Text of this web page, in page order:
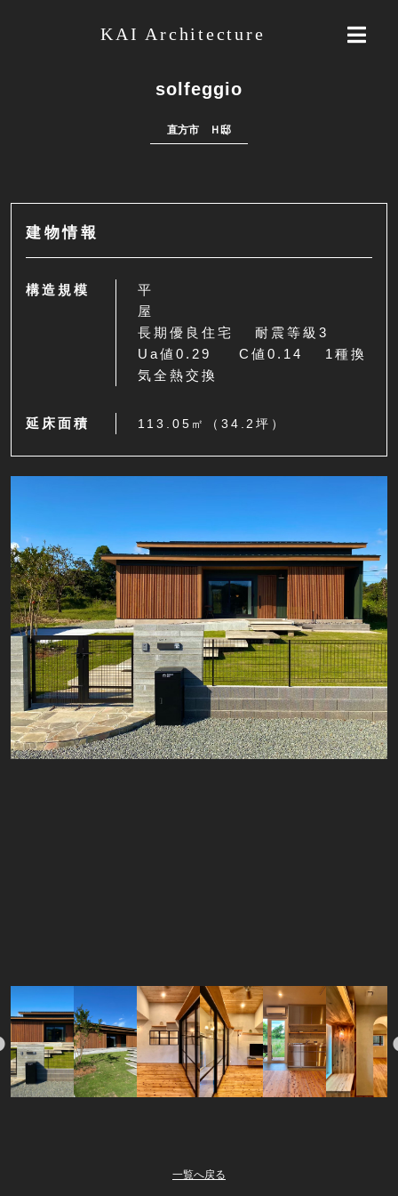
KAI Architecture
solfeggio
直方市 Ｈ邸
建物情報
構造規模
平
長期優良住宅 耐震等級3
Ua値0.29 C値0.14 1種換
気全熱交換
延床面積 113.05㎡（34.2坪）
一覧へ戻る